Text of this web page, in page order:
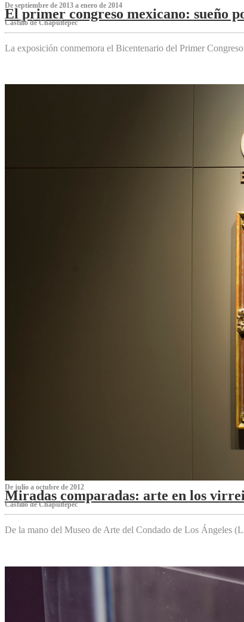
De septiembre de 2013 a enero de 2014
El primer congreso mexicano: sueño
Castillo de Chapultepec
La exposición conmemora el Bicentenario del Primer
De julio a octubre de 2012
Miradas comparadas: arte en los
Castillo de Chapultepec
De la mano del Museo de Arte del Condado de Los Ángeles